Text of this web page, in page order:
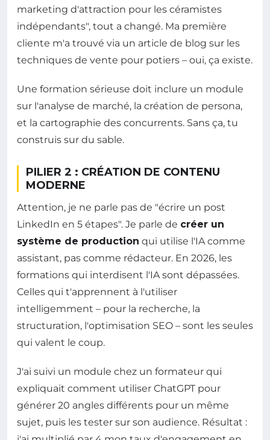
marketing d'attraction pour les céramistes
indépendants", tout a changé. Ma première
cliente m'a trouvé via un article de blog sur les
techniques de vente pour potiers – oui, ça existe.
Une formation sérieuse doit inclure un module
sur l'analyse de marché, la création de persona,
et la cartographie des concurrents. Sans ça, tu
construis sur du sable.
PILIER 2 : CRÉATION DE CONTENU
MODERNE
Attention, je ne parle pas de "écrire un post
LinkedIn en 5 étapes". Je parle de créer un
système de production qui utilise l'IA comme
assistant, pas comme rédacteur. En 2026, les
formations qui interdisent l'IA sont dépassées.
Celles qui t'apprennent à l'utiliser
intelligemment – pour la recherche, la
structuration, l'optimisation SEO – sont les seules
qui valent le coup.
J'ai suivi un module chez un formateur qui
expliquait comment utiliser ChatGPT pour
générer 20 angles différents pour un même
sujet, puis les tester sur son audience. Résultat :